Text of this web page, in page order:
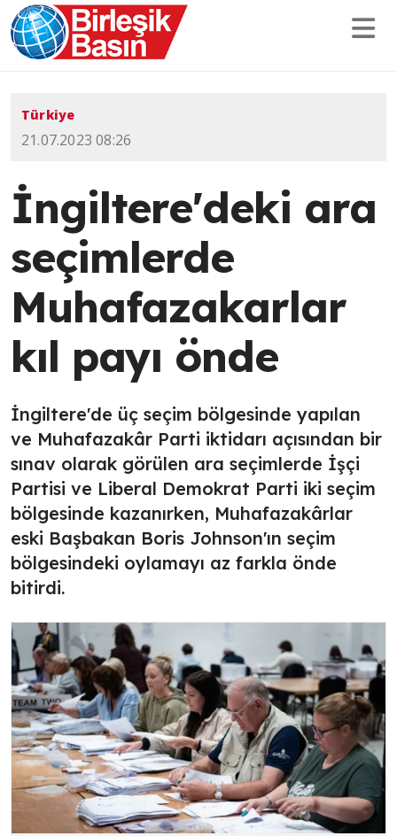
Türkiye
21.07.2023 08:26
İngiltere'deki ara
seçimlerde
Muhafazakarlar
kıl payı önde
İngiltere'de üç seçim bölgesinde yapılan
ve Muhafazakâr Parti iktidarı açısından bir
sınav olarak görülen ara seçimlerde İşçi
Partisi ve Liberal Demokrat Parti iki seçim
bölgesinde kazanırken, Muhafazakârlar
eski Başbakan Boris Johnson'ın seçim
bölgesindeki oylamayı az farkla önde
bitirdi.